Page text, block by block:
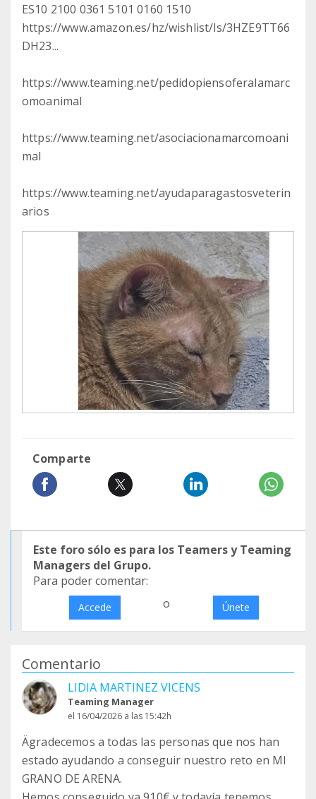
ES10 2100 0361 5101 0160 1510
https://www.amazon.es/hz/wishlist/ls/3HZE9TT66
DH23...
https://www.teaming.net/pedidopiensoferalamarc
omoanimal
https://www.teaming.net/asociacionamarcomoani
mal
https://www.teaming.net/ayudaparagastosveterin
arios
Comparte
Este foro sólo es para los Teamers y Teaming
Managers del Grupo.
Para poder comentar:
Accede o Únete
Comentario
LIDIA MARTINEZ VICENS
Teaming Manager
el 16/04/2026 a las 15:42h
Ägradecemos a todas las personas que nos han
estado ayudando a conseguir nuestro reto en MI
GRANO DE ARENA.